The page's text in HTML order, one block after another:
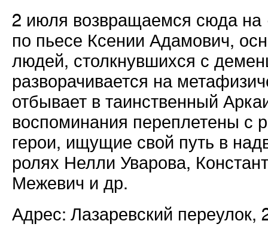
2 июля возвращаемся сюда
по пьесе Ксении Адамович,
людей, столкнувшихся с
разворачивается на
отбывает в таинственный
воспоминания переплетены с
герои, ищущие свой путь в
ролях Нелли Уварова,
Межевич и др.
Адрес: Лазаревский переулок,